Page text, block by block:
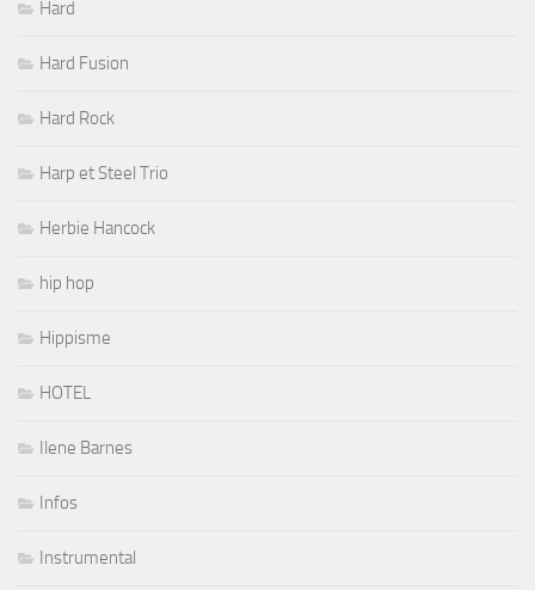
Hard
Hard Fusion
Hard Rock
Harp et Steel Trio
Herbie Hancock
hip hop
Hippisme
HOTEL
Ilene Barnes
Infos
Instrumental